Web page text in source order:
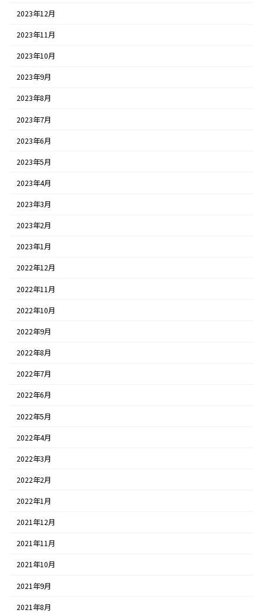
2023年12月
2023年11月
2023年10月
2023年9月
2023年8月
2023年7月
2023年6月
2023年5月
2023年4月
2023年3月
2023年2月
2023年1月
2022年12月
2022年11月
2022年10月
2022年9月
2022年8月
2022年7月
2022年6月
2022年5月
2022年4月
2022年3月
2022年2月
2022年1月
2021年12月
2021年11月
2021年10月
2021年9月
2021年8月